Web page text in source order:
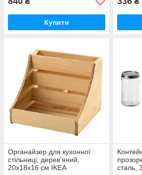
Купити
Органайзер для кухонної
стільниці, дерев'яний,
20x18x16 см IKEA
сталь,